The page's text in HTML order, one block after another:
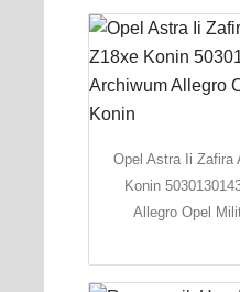
Opel Astra Ii Zafira
Konin
Allegro Opel